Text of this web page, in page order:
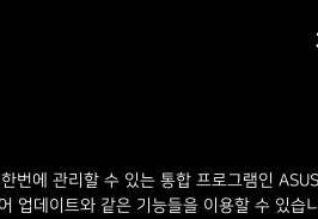
번에 관리할 수 있는 통합 프로그램인
업데이트와 같은 기능들을 이용할 수 있습